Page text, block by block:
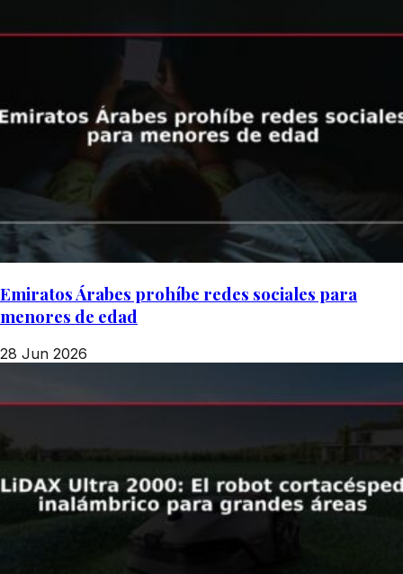
Emiratos Árabes prohíbe redes sociales para
menores de edad
28 Jun 2026